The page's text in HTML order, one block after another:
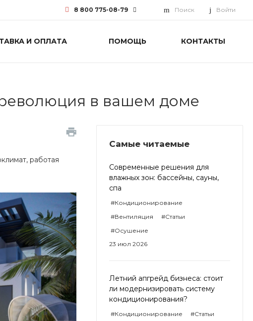
8 800 775-08-79 Поиск Войти
И ОПЛАТА ПОМОЩЬ КОНТАКТЫ
в вашем доме
Самые читаемые
Современные решения для
влажных зон: бассейны, сауны,
спа
#Кондиционирование
#Вентиляция
#Статьи
#Осушение
23 июл 2026
Летний апгрейд бизнеса: стоит
ли модернизировать систему
кондиционирования?
#Кондиционирование
#Статьи
работая